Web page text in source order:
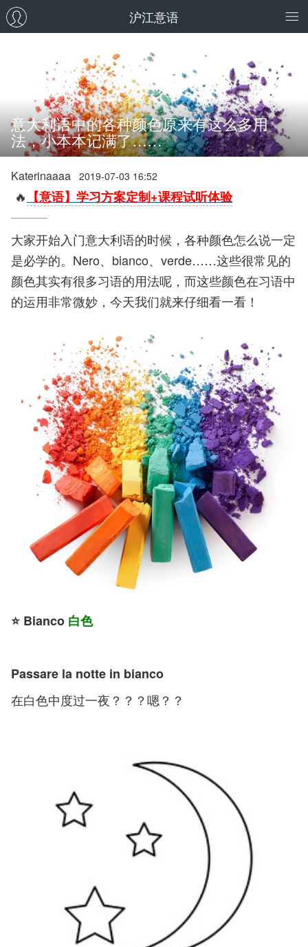
沪江意语
意大利语中的各种颜色原来有这么多用
法，小本本记满了……
Katerinaaaa 2019-07-03 16:52
🔥 【意语】学习方案定制+课程试听体验
大家开始入门意大利语的时候，各种颜色怎么说一定
是必学的。Nero、bianco、verde……这些很常见的
颜色其实有很多习语的用法呢，而这些颜色在习语中
的运用非常微妙，今天我们就来仔细看一看！
⭐️ Bianco 白色
Passare la notte in bianco
在白色中度过一夜？？？嗯？？